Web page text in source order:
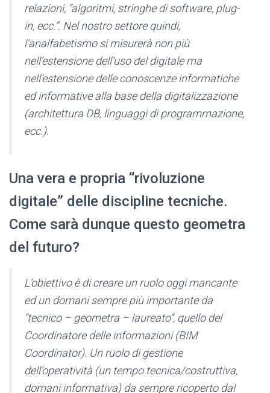
relazioni, “algoritmi, stringhe di software, plug-
in, ecc.”. Nel nostro settore quindi,
l’analfabetismo si misurerà non più
nell’estensione dell’uso del digitale ma
nell’estensione delle conoscenze informatiche
ed informative alla base della digitalizzazione
(architettura DB, linguaggi di programmazione,
ecc.).
Una vera e propria “rivoluzione
digitale” delle discipline tecniche.
Come sarà dunque questo geometra
del futuro?
L’obiettivo è di creare un ruolo oggi mancante
ed un domani sempre più importante da
“tecnico – geometra – laureato”, quello del
Coordinatore delle informazioni (BIM
Coordinator). Un ruolo di gestione
dell’operatività (un tempo tecnica/costruttiva,
domani informativa) da sempre ricoperto dal